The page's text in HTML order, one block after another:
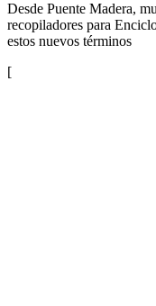
Desde Puente Madera,
recopiladores para
estos nuevos términos
[